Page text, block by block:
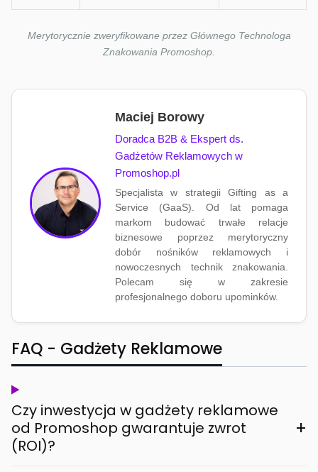
Merytorycznie zweryfikowane przez Głównego Technologa
Znakowania Promoshop.
Maciej Borowy
Doradca B2B & Ekspert ds.
Gadżetów Reklamowych w
Promoshop.pl
Specjalista w strategii Gifting as a
Service (GaaS). Od lat pomaga
markom budować trwałe relacje
biznesowe poprzez merytoryczny
dobór nośników reklamowych i
nowoczesnych technik znakowania.
Polecam się w zakresie
profesjonalnego doboru upominków.
FAQ - Gadżety Reklamowe
Czy inwestycja w gadżety reklamowe
od Promoshop gwarantuje zwrot
(ROI)?
+